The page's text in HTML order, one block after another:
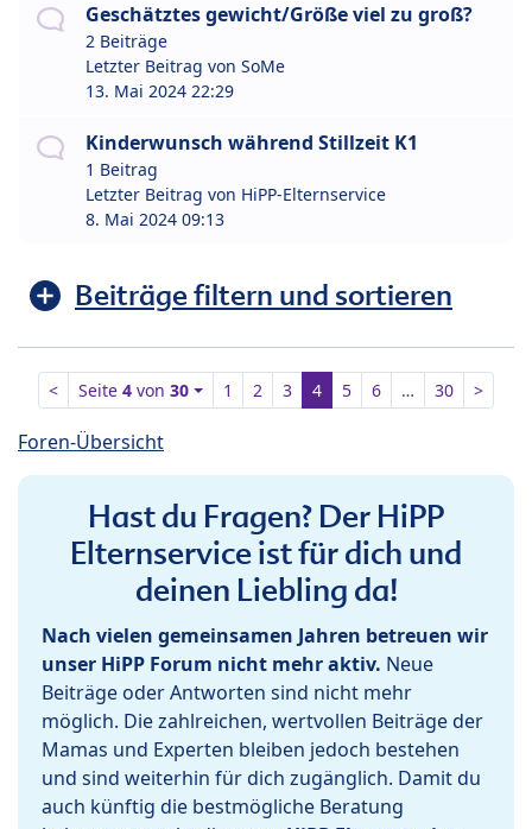
Geschätztes gewicht/Größe viel zu groß?
2 Beiträge
Letzter Beitrag von SoMe
13. Mai 2024 22:29
Kinderwunsch während Stillzeit K1
1 Beitrag
Letzter Beitrag von HiPP-Elternservice
8. Mai 2024 09:13
Beiträge filtern und sortieren
< Seite4 von30 1 2 3 4 5 6 … 30 >
Foren-Übersicht
Hast du Fragen? Der HiPP
Elternservice ist für dich und
deinen Liebling da!
Nach vielen gemeinsamen Jahren betreuen wir
unser HiPP Forum nicht mehr aktiv. Neue
Beiträge oder Antworten sind nicht mehr
möglich. Die zahlreichen, wertvollen Beiträge der
Mamas und Experten bleiben jedoch bestehen
und sind weiterhin für dich zugänglich. Damit du
auch künftig die bestmögliche Beratung